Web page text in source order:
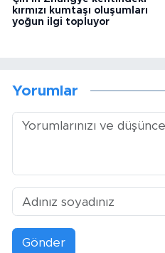
kırmızı kumtaşı oluşumları
yoğun ilgi topluyor
Yorumlar
Gönder